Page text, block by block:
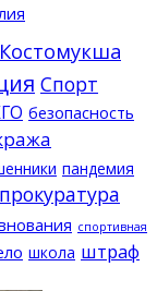
Костомукша
Спорт
безопасность
пандемия
прокуратура
спортивная
школа штраф